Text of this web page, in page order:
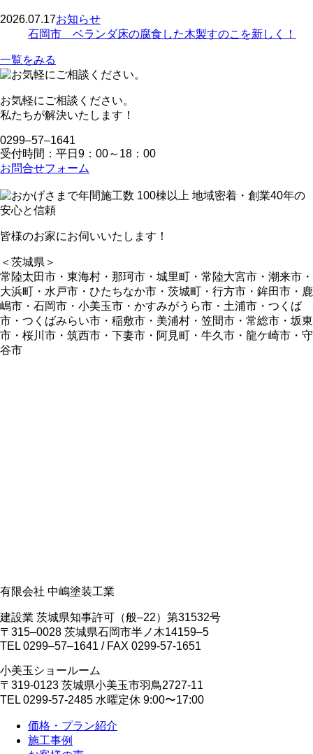
2026.07.17お知らせ
石岡市 ベランダ床の腐食した木製すのこを新しく！
一覧をみる
お気軽にご相談ください。
私たちが解決いたします！
0299‒57‒1641
受付時間：平日9：00～18：00
お問合せフォーム
皆様のお家にお伺いいたします！
＜茨城県＞
常陸太田市・東海村・那珂市・城里町・常陸大宮市・潮来市・
大浜町・水戸市・ひたちなか市・茨城町・行方市・鉾田市・鹿
嶋市・石岡市・小美玉市・かすみがうら市・土浦市・つくば
市・つくばみらい市・稲敷市・美浦村・笠間市・常総市・坂東
市・桜川市・筑西市・下妻市・阿見町・牛久市・龍ケ崎市・守
谷市
有限会社 中嶋塗装工業
建設業 茨城県知事許可（般‒22）第31532号
〒315‒0028 茨城県石岡市半ノ木14159‒5
TEL 0299‒57‒1641 / FAX 0299-57-1651
小美玉ショールーム
〒319-0123 茨城県小美玉市羽鳥2727-11
TEL 0299-57-2485 水曜定休 9:00〜17:00
価格・プラン紹介
施工事例